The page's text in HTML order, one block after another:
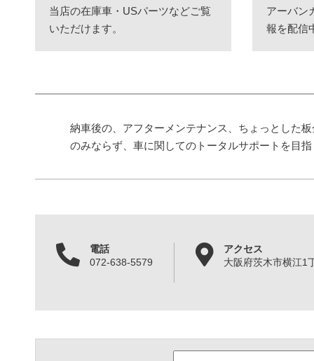
当店の在庫車・USパーツなどご覧
いただけます。
アーバン
報を配信
納車後の、アフターメンテナンス、ちょっとした
のみならず、車に関してのトータルサポートを目
電話
072-638-5579
アクセス
大阪府茨木市横江1